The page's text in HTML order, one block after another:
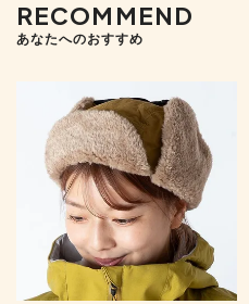
RECOMMEND
あなたへのおすすめ